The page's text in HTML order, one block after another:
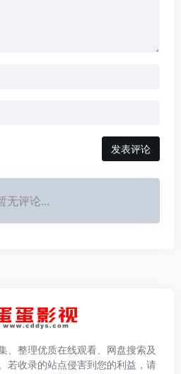
发表评论
无评论...
、整理优质在线观看、网盘搜索及
若收录的站点侵害到您的利益，请